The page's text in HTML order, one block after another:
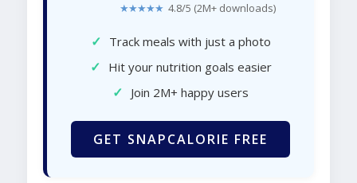
★★★★★ 4.8/5 (2M+ downloads)
✓ Track meals with just a photo
✓ Hit your nutrition goals easier
✓ Join 2M+ happy users
GET SNAPCALORIE FREE